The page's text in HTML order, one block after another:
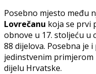
Posebno mjesto među
Lovrečanu koja se prvi
obnove u 17. stoljeću
88 dijelova. Posebna je
jedinstvenim
dijelu Hrvatske.